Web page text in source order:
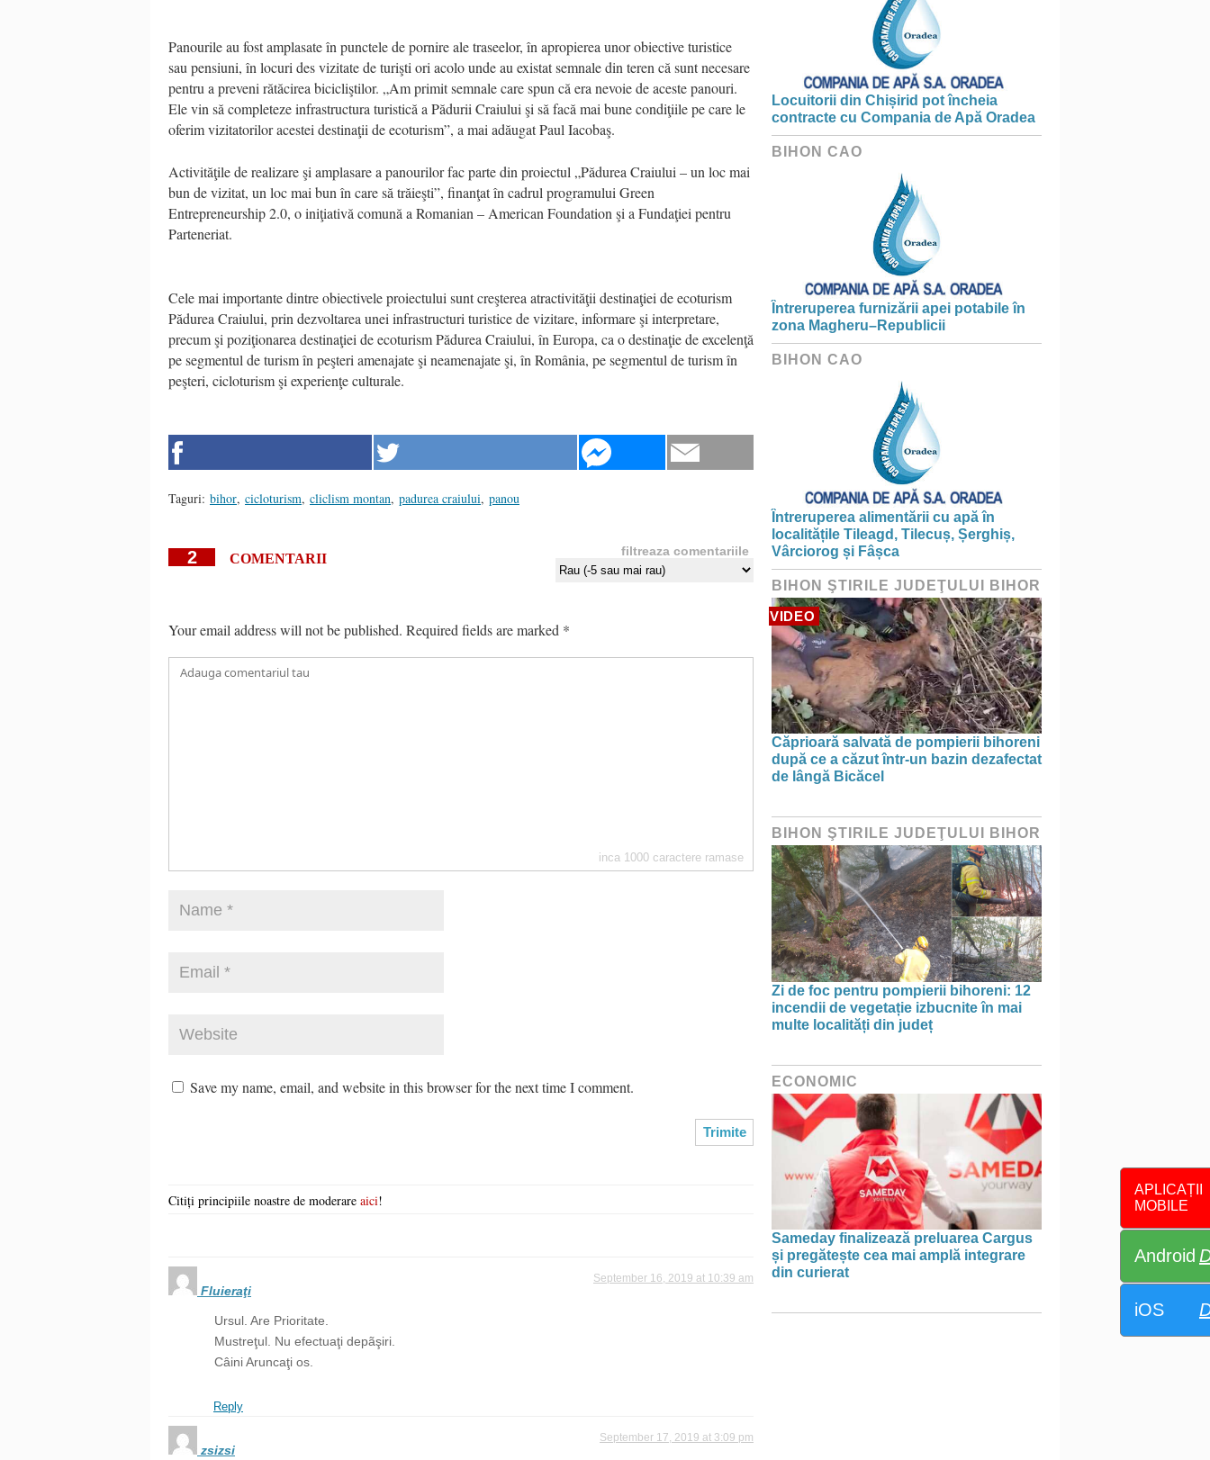
APLICAȚII
MOBILE
Android
iOS
Panourile au fost amplasate în punctele de pornire ale traseelor, în apropierea unor obiective turistice
sau pensiuni, în locuri des vizitate de turişti ori acolo unde au existat semnale din teren că sunt necesare
pentru a preveni rătăcirea bicicliştilor. „Am primit semnale care spun că era nevoie de aceste panouri.
Ele vin să completeze infrastructura turistică a Pădurii Craiului şi să facă mai bune condiţiile pe care le
oferim vizitatorilor acestei destinaţii de ecoturism”, a mai adăugat Paul Iacobaş.
Activităţile de realizare şi amplasare a panourilor fac parte din proiectul „Pădurea Craiului – un loc mai
bun de vizitat, un loc mai bun în care să trăieşti”, finanţat în cadrul programului Green
Entrepreneurship 2.0, o iniţiativă comună a Romanian – American Foundation şi a Fundaţiei pentru
Parteneriat.
Cele mai importante dintre obiectivele proiectului sunt creşterea atractivităţii destinaţiei de ecoturism
Pădurea Craiului, prin dezvoltarea unei infrastructuri turistice de vizitare, informare şi interpretare,
precum şi poziţionarea destinaţiei de ecoturism Pădurea Craiului, în Europa, ca o destinaţie de excelenţă
pe segmentul de turism în peşteri amenajate şi neamenajate şi, în România, pe segmentul de turism în
peşteri, cicloturism şi experienţe culturale.
Taguri: bihor, cicloturism, cliclism montan, padurea craiului, panou
2 COMENTARII filtreaza comentariile
Your email address will not be published. Required fields are marked *
inca 1000 caractere ramase
Save my name, email, and website in this browser for the next time I comment.
Citiți principiile noastre de moderare aici!
Fluieraţi
September 16, 2019 at 10:39 am
Ursul. Are Prioritate.
Mustreţul. Nu efectuaţi depãşiri.
Câini Aruncaţi os.
Reply
zsizsi
September 17, 2019 at 3:09 pm
Locuitorii din Chișirid pot încheia
contracte cu Compania de Apă Oradea
BIHON CAO
Întreruperea furnizării apei potabile în
zona Magheru–Republicii
BIHON CAO
Întreruperea alimentării cu apă în
localitățile Tileagd, Tilecuș, Șerghiș,
Vârciorog și Fâșca
BIHON ŞTIRILE JUDEŢULUI BIHOR
VIDEO
Căprioară salvată de pompierii bihoreni
după ce a căzut într-un bazin dezafectat
de lângă Bicăcel
BIHON ŞTIRILE JUDEŢULUI BIHOR
Zi de foc pentru pompierii bihoreni: 12
incendii de vegetație izbucnite în mai
multe localități din județ
ECONOMIC
Sameday finalizează preluarea Cargus
și pregătește cea mai amplă integrare
din curierat